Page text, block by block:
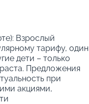
Взрослый
тарифу, один
дети – только
Предложения
при
акциями,